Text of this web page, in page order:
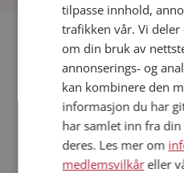
Fler single
Flere singlekvinner fra Stord
Haugammel62
Menn fra Stord
Date kvinner i Norge
Date menn i Norge
tilpasse innhold,
trafikken vår. Vi
om din bruk av
annonserings- og
kan kombinere den
informasjon du har
har samlet inn fra
deres. Les mer om
medlemsvilkåreller